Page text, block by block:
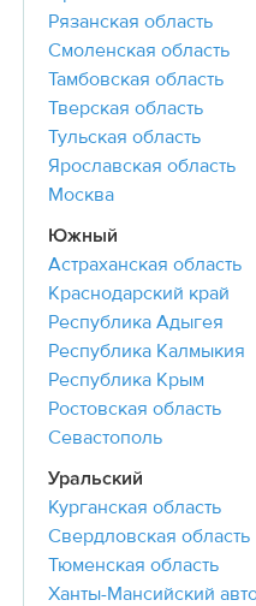
Рязанская область
Смоленская область
Тамбовская область
Тверская область
Тульская область
Ярославская область
Москва
Южный
Астраханская область
Краснодарский край
Республика Адыгея
Республика Калмыкия
Республика Крым
Ростовская область
Севастополь
Уральский
Курганская область
Свердловская область
Тюменская область
Ханты-Мансийский